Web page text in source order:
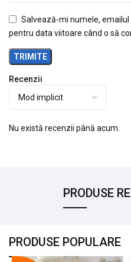
Recenzii
Nu există recenzii până acum.
Salvează-mi numele,
pentru data viitoare când o să
PRODUSE
PRODUSE POPULARE